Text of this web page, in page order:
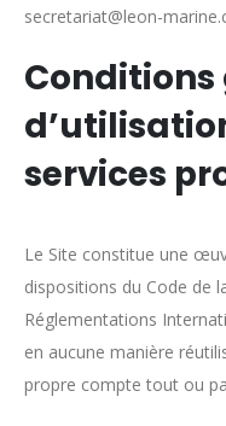
secretariat@leon-
Conditions
services
Le Site constitue une
dispositions du Code de
Réglementations
en aucune manière
propre compte tout ou